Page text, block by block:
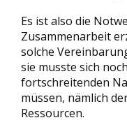
Es ist also die
Zusammenarbeit
solche
sie musste sich
fortschreitenden
müssen, nämlich
Ressourcen.